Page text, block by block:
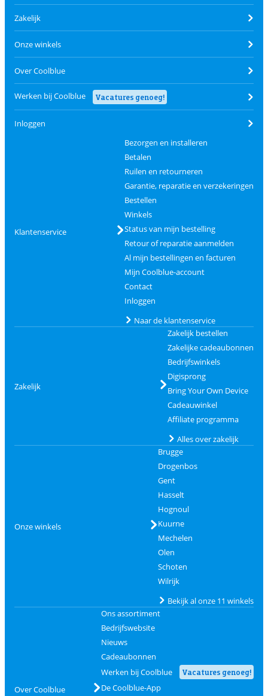
Zakelijk
Onze winkels
Over Coolblue
Werken bij Coolblue Vacatures genoeg!
Inloggen
Klantenservice
Bezorgen en installeren
Betalen
Ruilen en retourneren
Garantie, reparatie en verzekeringen
Bestellen
Winkels
Status van mijn bestelling
Retour of reparatie aanmelden
Al mijn bestellingen en facturen
Mijn Coolblue-account
Contact
Inloggen
Naar de klantenservice
Zakelijk
Zakelijk bestellen
Zakelijke cadeaubonnen
Bedrijfswinkels
Digisprong
Bring Your Own Device
Cadeauwinkel
Affiliate programma
Alles over zakelijk
Onze winkels
Brugge
Drogenbos
Gent
Hasselt
Hognoul
Kuurne
Mechelen
Olen
Schoten
Wilrijk
Bekijk al onze 11 winkels
Over Coolblue
Ons assortiment
Bedrijfswebsite
Nieuws
Cadeaubonnen
Werken bij Coolblue
Vacatures genoeg!
De Coolblue-App